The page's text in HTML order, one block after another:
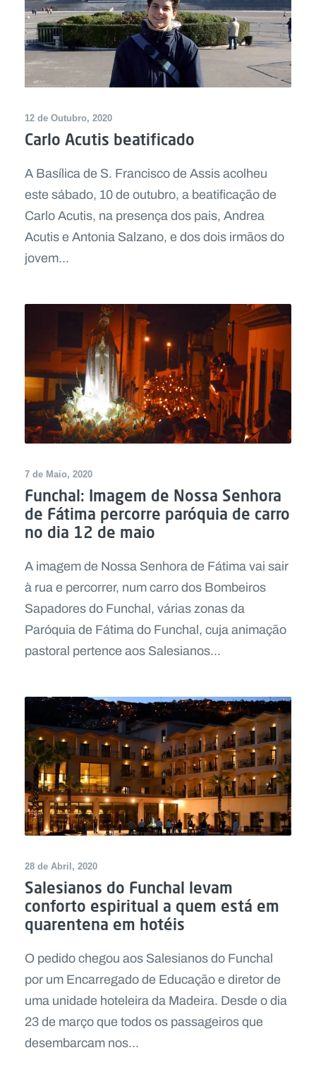
12 de Outubro, 2020
Carlo Acutis beatificado
A Basílica de S. Francisco de Assis acolheu
este sábado, 10 de outubro, a beatificação de
Carlo Acutis, na presença dos pais, Andrea
Acutis e Antonia Salzano, e dos dois irmãos do
jovem...
7 de Maio, 2020
Funchal: Imagem de Nossa Senhora
de Fátima percorre paróquia de carro
no dia 12 de maio
A imagem de Nossa Senhora de Fátima vai sair
à rua e percorrer, num carro dos Bombeiros
Sapadores do Funchal, várias zonas da
Paróquia de Fátima do Funchal, cuja animação
pastoral pertence aos Salesianos...
28 de Abril, 2020
Salesianos do Funchal levam
conforto espiritual a quem está em
quarentena em hotéis
O pedido chegou aos Salesianos do Funchal
por um Encarregado de Educação e diretor de
uma unidade hoteleira da Madeira. Desde o dia
23 de março que todos os passageiros que
desembarcam nos...